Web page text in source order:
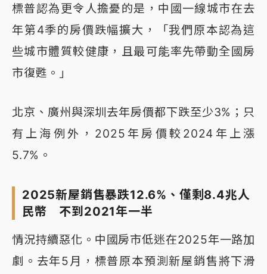
標普認為更令人擔憂的是，中國一線城市在去
年第4季的房價跌幅擴大，「我們原本認為這
些城市體質較健康，且最可能率先帶動全國房
市復甦。」
北京、廣州與深圳去年房價都下跌至少3%；只
有上海例外，2025年房價較2024年上漲
5.7%。
2025新屋銷售暴跌12.6%、僅剩8.4兆人
民幣 不到2021年一半
情況持續惡化。中國房市低迷在2025年一路加
劇。去年5月，標普原本預測新屋銷售將下滑